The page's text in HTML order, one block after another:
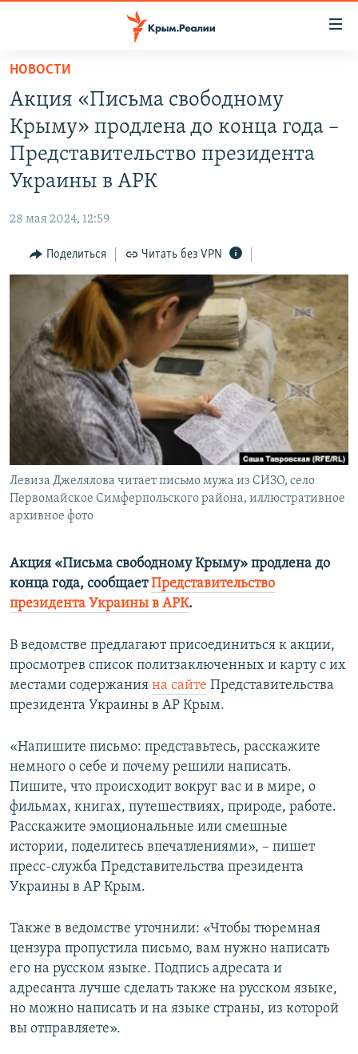
Вернуться
основному
содержанию
Вернутся
главной
Вернутся
поиску
СПЕЦПРОЕКТЫ
КАРТА ВОЕННЫХ ОБЪЕКТОВ КРЫМА
ВОДА
ИСТОРИЯ
ИНФОГРАФИКА
ТЕЛЕПРОЕКТ КРЫМ.РЕАЛИИ
СОВЕТЫ ПРАВОЗАЩИТНИКОВ
ПРОПАВШИЕ БЕЗ ВЕСТИ
ПОБЕДИТЕЛЕЙ НЕ СУДЯТ?
КРЫМ.НЕПОКОРЕННЫЙ
ELIFBE
УКРАИНСКАЯ ПРОБЛЕМА КРЫМА
РАДІО СВОБОДА
КАК ОБОЙТИ БЛОКИРОВКУ
Українською
Qırımtatar
ПРИСОЕДИНЯЙТЕСЬ!
Все сайты RFE/RL
НОВОСТИ
Акция «Письма свободному
Крыму» продлена до конца года –
Представительство президента
Украины в АРК
28 мая 2024, 12:59
Поделиться Читать без VPN
Левиза Джелялова читает письмо мужа из СИЗО, село
Первомайское Симферпольского района, иллюстративное
архивное фото
Акция «Письма свободному Крыму» продлена до
конца года, сообщаетПредставительство
президента Украины в АРК.
В ведомстве предлагают присоединиться к акции,
просмотрев список политзаключенных и карту с их
местами содержания на сайте Представительства
президента Украины в АР Крым.
«Напишите письмо: представьтесь, расскажите
немного о себе и почему решили написать.
Пишите, что происходит вокруг вас и в мире, о
фильмах, книгах, путешествиях, природе, работе.
Расскажите эмоциональные или смешные
истории, поделитесь впечатлениями», – пишет
пресс-служба Представительства президента
Украины в АР Крым.
Также в ведомстве уточнили: «Чтобы тюремная
цензура пропустила письмо, вам нужно написать
его на русском языке. Подпись адресата и
адресанта лучше сделать также на русском языке,
но можно написать и на языке страны, из которой
вы отправляете».